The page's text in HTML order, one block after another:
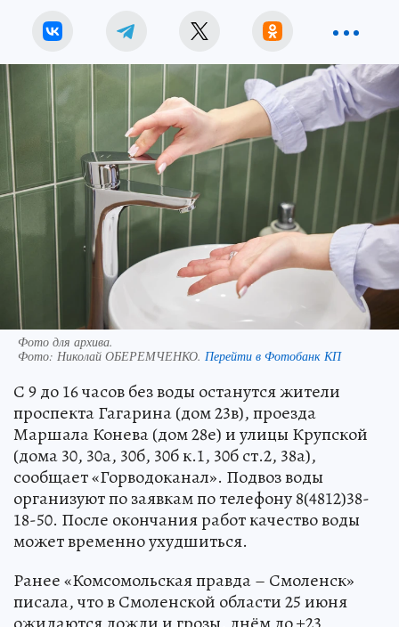
Фото для архива.
Фото: Николай ОБЕРЕМЧЕНКО. Перейти в Фотобанк КП
С 9 до 16 часов без воды останутся жители
проспекта Гагарина (дом 23в), проезда
Маршала Конева (дом 28е) и улицы Крупской
(дома 30, 30а, 30б, 30б к.1, 30б ст.2, 38а),
сообщает «Горводоканал». Подвоз воды
организуют по заявкам по телефону 8(4812)38-
18-50. После окончания работ качество воды
может временно ухудшиться.
Ранее «Комсомольская правда – Смоленск»
писала, что в Смоленской области 25 июня